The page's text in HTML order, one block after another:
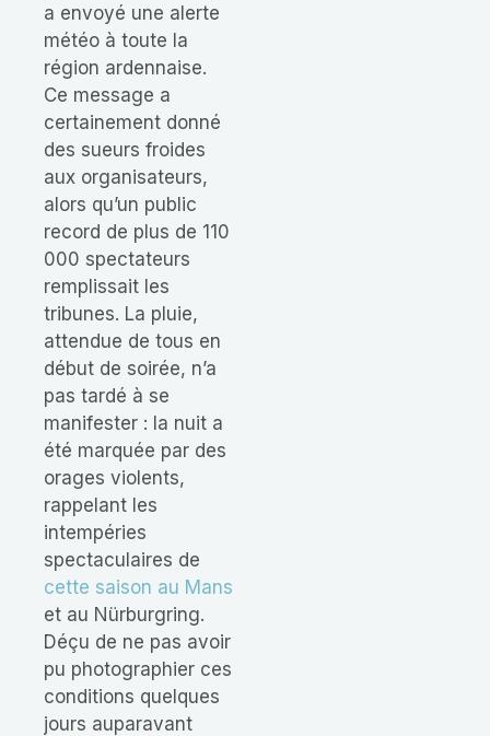
a envoyé une alerte
météo à toute la
région ardennaise.
Ce message a
certainement donné
des sueurs froides
aux organisateurs,
alors qu’un public
record de plus de 110
000 spectateurs
remplissait les
tribunes. La pluie,
attendue de tous en
début de soirée, n’a
pas tardé à se
manifester : la nuit a
été marquée par des
orages violents,
rappelant les
intempéries
spectaculaires de
cette saison au Mans
et au Nürburgring.
Déçu de ne pas avoir
pu photographier ces
conditions quelques
jours auparavant